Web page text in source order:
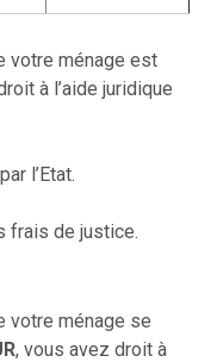
votre ménage est
à l’aide juridique
l’Etat.
frais de justice.
votre ménage se
, vous avez droit à